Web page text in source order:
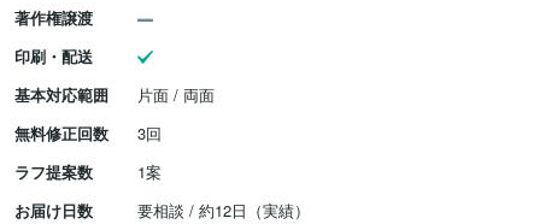
著作権譲渡
印刷・配送
基本対応範囲
片面 / 両面
無料修正回数
3回
ラフ提案数
1案
お届け日数
要相談 / 約12日（実績）